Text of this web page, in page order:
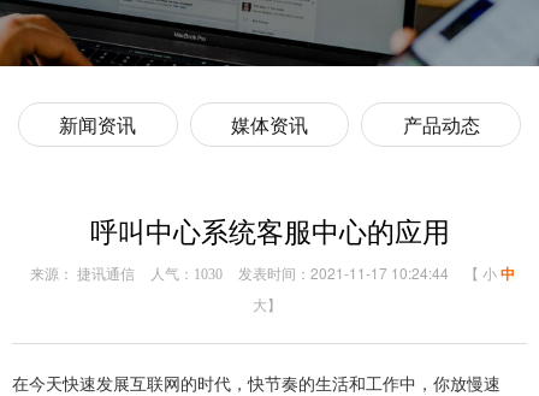
新闻资讯 媒体资讯 产品动态
呼叫中心系统客服中心的应用
来源： 捷讯通信 人气： 1030 发表时间：2021-11-17 10:24:44 【 小中
大】
在今天快速发展互联网的时代，快节奏的生活和工作中，你放慢速